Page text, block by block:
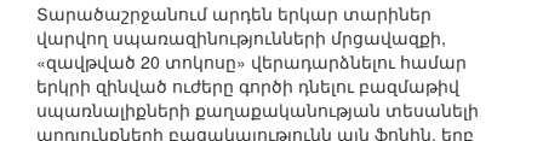
Տարածաշրջանում արդեն երկար տարիներ
վարվող սպառազինությունների մրցավազքի,
«զավթված 20 տոկոսը» վերադարձնելու համար
երկրի զինված ուժերը գործի դնելու բազմաթիվ
սպառնալիքների քաղաքականության տեսանելի
արդյունքների բացակայությունն այն ֆոնին, երբ